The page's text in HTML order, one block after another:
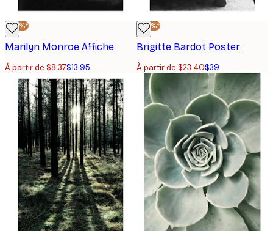
-40%*
Marilyn Monroe Affiche
À partir de $8.37$13.95
-40%*
Brigitte Bardot Poster
À partir de $23.40$39